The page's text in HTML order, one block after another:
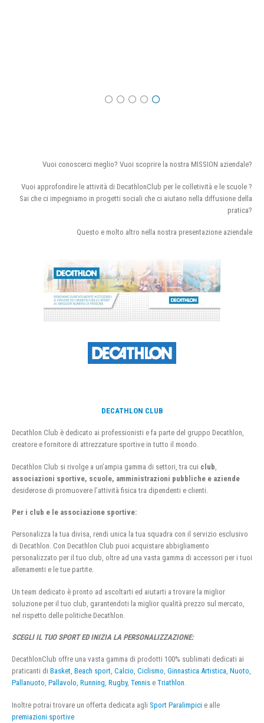
Vuoi conoscerci meglio? Vuoi scoprire la nostra MISSION aziendale?
Vuoi approfondire le attività di DecathlonClub per le colletività e le scuole ?
Sai che ci impegniamo in progetti sociali che ci aiutano nella diffusione della
pratica?
Questo e molto altro nella nostra presentazione aziendale
DECATHLON CLUB
Decathlon Club è dedicato ai professionisti e fa parte del gruppo Decathlon,
creatore e fornitore di attrezzature sportive in tutto il mondo.
Decathlon Club si rivolge a un’ampia gamma di settori, tra cui club
associazioni sportive, scuole, amministrazioni pubbliche e aziende
desiderose di promuovere l’attività fisica tra dipendenti e clienti.
Per i club e le associazione sportive:
Personalizza la tua divisa, rendi unica la tua squadra con il servizio esclusivo
di Decathlon. Con Decathlon Club puoi acquistare abbigliamento
personalizzato per il tuo club, oltre ad una vasta gamma di accessori per i tuoi
allenamenti e le tue partite.
Un team dedicato è pronto ad ascoltarti ed aiutarti a trovare la miglior
soluzione per il tuo club, garantendoti la miglior qualità prezzo sul mercato,
nel rispetto delle politiche Decathlon.
SCEGLI IL TUO SPORT ED INIZIA LA PERSONALIZZAZIONE:
DecathlonClub offre una vasta gamma di prodotti 100% sublimati dedicati ai
praticanti di Basket, Beach sport, Calcio, Ciclismo, Ginnastica Artistica, Nuoto,
Pallanuoto, Pallavolo, Running, Rugby, Tennis e Triathlon.
Inoltre potrai trovare un offerta dedicata agli Sport Paralimpici e alle
premiazioni sportive